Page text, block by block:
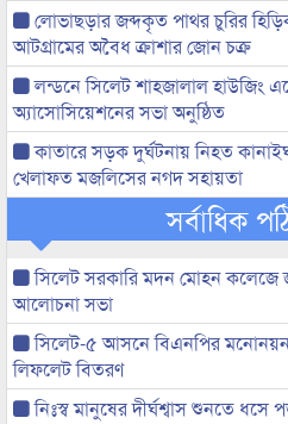
লোভাছড়ার জব্দকৃত পাথর চুরির
আটগ্রামের অবৈধ ক্রাশার জোন চক্র
লন্ডনে সিলেট শাহজালাল হাউজিং
অ্যাসোসিয়েশনের সভা অনুষ্ঠিত
কাতারে সড়ক দুর্ঘটনায় নিহত
খেলাফত মজলিসের নগদ সহায়তা
সর্বাধিক
সিলেট সরকারি মদন মোহন কলেজে
আলোচনা সভা
সিলেট-৫ আসনে বিএনপির মনোনয়ন
লিফলেট বিতরণ
নিঃস্ব মানুষের দীর্ঘশ্বাস শুনতে ধসে